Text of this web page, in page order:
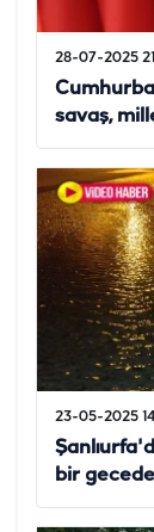
28-07-2025
savaş,
23-05-2025
bir